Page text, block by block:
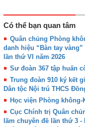
Có thể bạn quan tâm
Quân chủng Phòng
danh hiệu “Bàn tay
lần thứ VI năm 2026
Sư đoàn 367 tập huấn
Trung đoàn 910 ký kết
Dân tộc Nội trú THCS
Học viện Phòng không-
Cục Chính trị Quân
lãm chuyên đề lần thứ 3